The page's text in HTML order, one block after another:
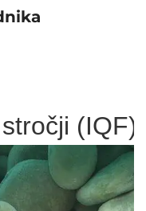
(IQF)